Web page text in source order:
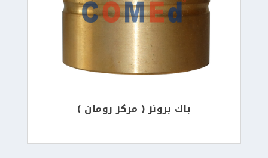
باك برونز ( مركز رومان )